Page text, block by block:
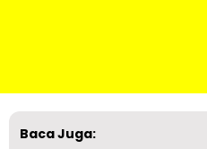
Baca Juga: